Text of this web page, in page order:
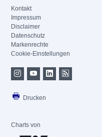
Kontakt
Impressum
Disclaimer
Datenschutz
Markenrechte
Cookie-Einstellungen
Drucken
Charts von